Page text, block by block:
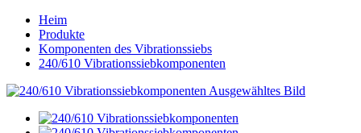
Heim
Produkte
Komponenten des Vibrationssiebs
240/610 Vibrationssiebkomponenten